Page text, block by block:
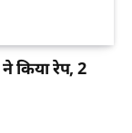
किया रेप, 2